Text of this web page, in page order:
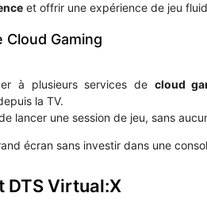
et offrir une expérience de jeu
Gaming
à plusieurs services de cloud
la TV.
lancer une session de jeu, sans
écran sans investir dans une
DTS Virtual:X